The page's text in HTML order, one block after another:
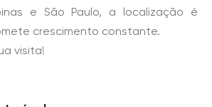
e São Paulo, a localização é
crescimento constante.
visita!